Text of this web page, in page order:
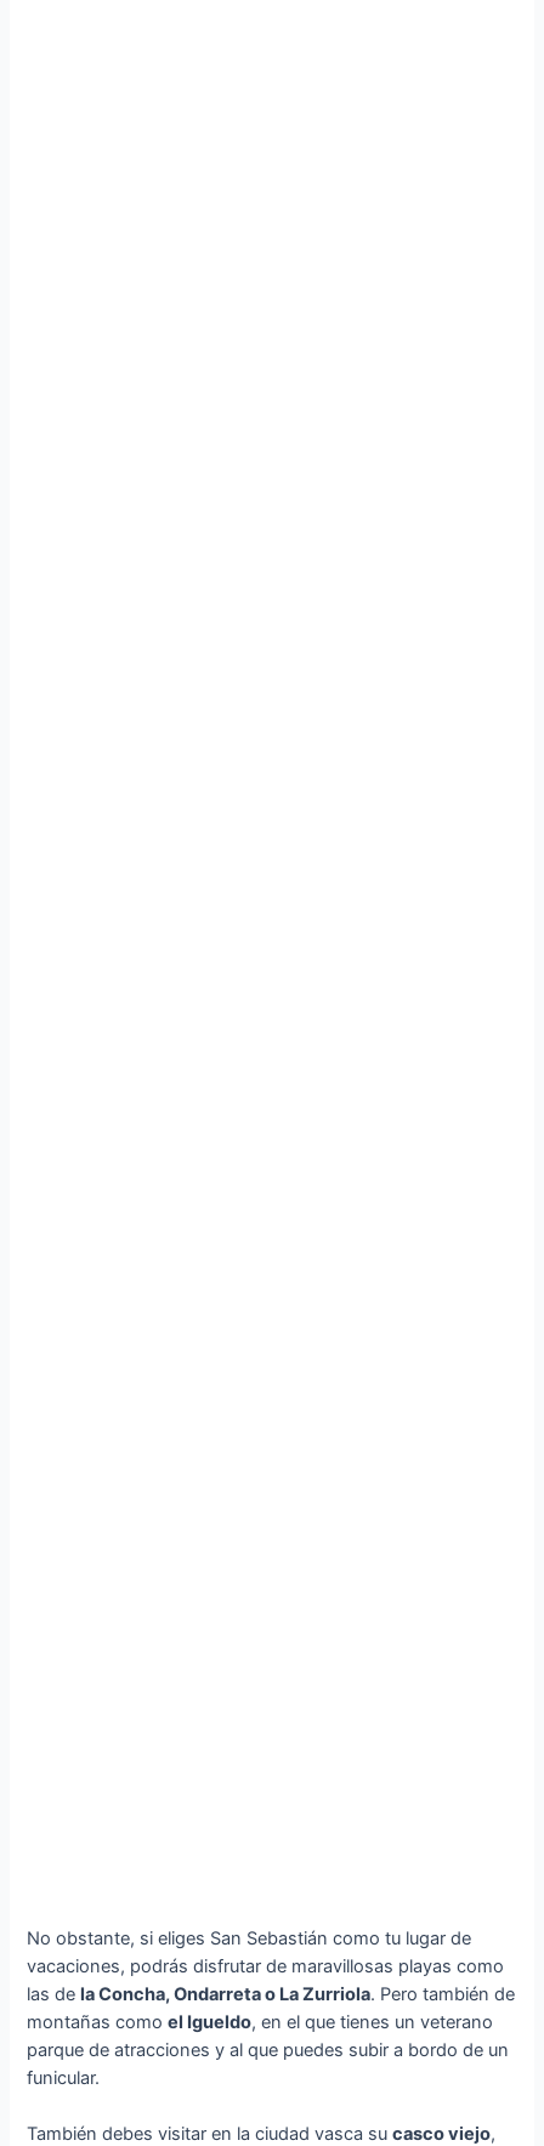
No obstante, si eliges San Sebastián como tu lugar de
vacaciones, podrás disfrutar de maravillosas playas como
las dela Concha, Ondarreta o La Zurriola. Pero también de
montañas comoel Igueldo, en el que tienes un veterano
parque de atracciones y al que puedes subir a bordo de un
funicular.
También debes visitar en la ciudad vasca sucasco viejo,